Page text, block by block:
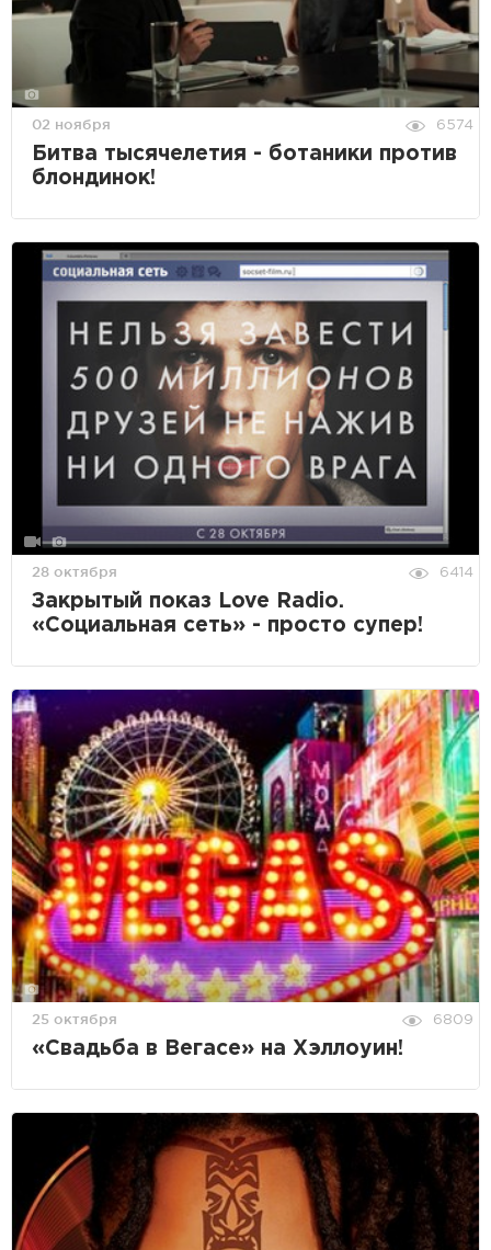
02 ноября 6574
Битва тысячелетия - ботаники против
блондинок!
28 октября 6414
Закрытый показ Love Radio.
«Социальная сеть» - просто супер!
25 октября 6809
«Свадьба в Вегасе» на Хэллоуин!